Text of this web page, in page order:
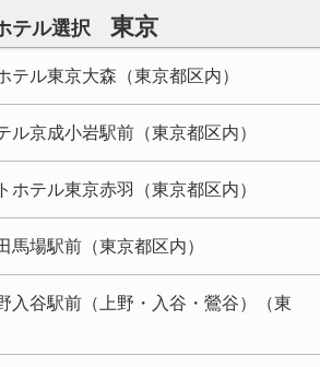
テル選択 東京
テル東京大森（東京都区内）
ル京成小岩駅前（東京都区内）
ホテル東京赤羽（東京都区内）
馬場駅前（東京都区内）
入谷駅前（上野・入谷・鶯谷）（東